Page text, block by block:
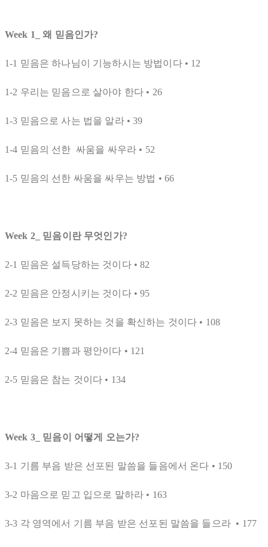
Week 1_ 왜 믿음인가?
1-1 믿음은 하나님이 기능하시는 방법이다 • 12
1-2 우리는 믿음으로 살아야 한다 • 26
1-3 믿음으로 사는 법을 알라 • 39
1-4 믿음의 선한 싸움을 싸우라 • 52
1-5 믿음의 선한 싸움을 싸우는 방법 • 66
Week 2_ 믿음이란 무엇인가?
2-1 믿음은 설득당하는 것이다 • 82
2-2 믿음은 안정시키는 것이다 • 95
2-3 믿음은 보지 못하는 것을 확신하는 것이다 • 108
2-4 믿음은 기쁨과 평안이다 • 121
2-5 믿음은 참는 것이다 • 134
Week 3_ 믿음이 어떻게 오는가?
3-1 기름 부음 받은 선포된 말씀을 들음에서 온다 • 150
3-2 마음으로 믿고 입으로 말하라 • 163
3-3 각 영역에서 기름 부음 받은 선포된 말씀을 들으라 • 177